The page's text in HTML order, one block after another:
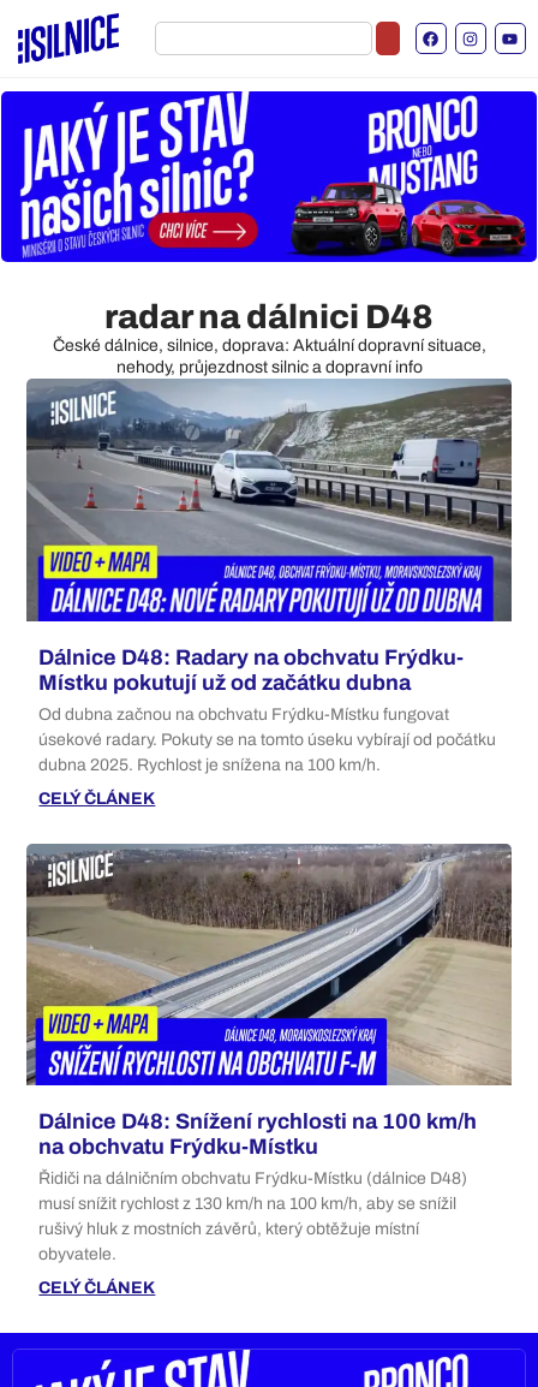
radar na dálnici D48
České dálnice, silnice, doprava: Aktuální dopravní situace,
nehody, průjezdnost silnic a dopravní info
Dálnice D48: Radary na obchvatu Frýdku-
Místku pokutují už od začátku dubna
Od dubna začnou na obchvatu Frýdku-Místku fungovat
úsekové radary. Pokuty se na tomto úseku vybírají od počátku
dubna 2025. Rychlost je snížena na 100 km/h.
CELÝ ČLÁNEK
Dálnice D48: Snížení rychlosti na 100 km/h
na obchvatu Frýdku-Místku
Řidiči na dálničním obchvatu Frýdku-Místku (dálnice D48)
musí snížit rychlost z 130 km/h na 100 km/h, aby se snížil
rušivý hluk z mostních závěrů, který obtěžuje místní
obyvatele.
CELÝ ČLÁNEK